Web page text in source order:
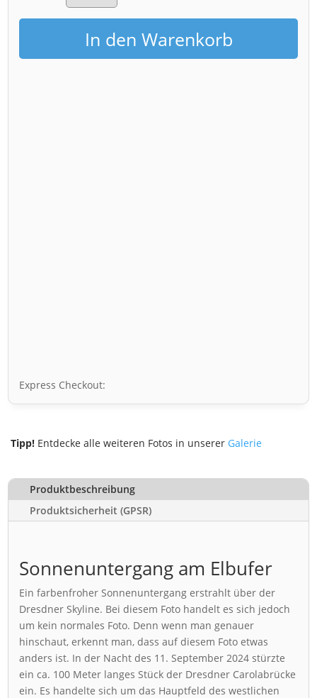
am
Elbufer
MengeIn den Warenkorb
Express Checkout:
Tipp! Entdecke alle weiteren Fotos in unserer Galerie
Produktbeschreibung
Produktsicherheit (GPSR)
Sonnenuntergang am Elbufer
Ein farbenfroher Sonnenuntergang erstrahlt über der
Dresdner Skyline. Bei diesem Foto handelt es sich jedoch
um kein normales Foto. Denn wenn man genauer
hinschaut, erkennt man, dass auf diesem Foto etwas
anders ist. In der Nacht des 11. September 2024 stürzte
ein ca. 100 Meter langes Stück der Dresdner Carolabrücke
ein. Es handelte sich um das Hauptfeld des westlichen